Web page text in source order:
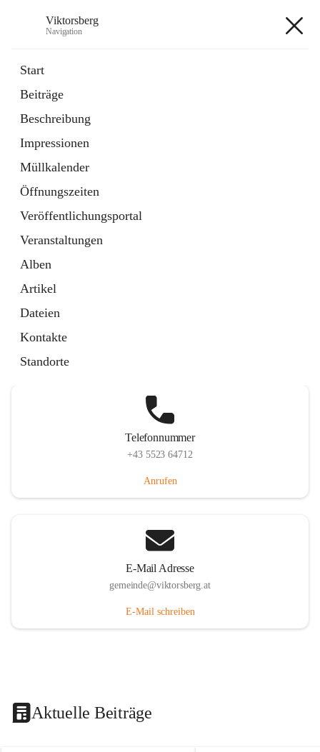
Viktorsberg
Navigation
Start
Beiträge
Beschreibung
Impressionen
Müllkalender
Öffnungszeiten
Veröffentlichungsportal
Veranstaltungen
Alben
Artikel
Dateien
Kontakte
Standorte
1 Schnellzugriff
Bürgerservice
10 Schnellzugriffe
Telefonnummer
+43 5523 64712
Anrufen
E-Mail Adresse
gemeinde@viktorsberg.at
E-Mail schreiben
Aktuelle Beiträge